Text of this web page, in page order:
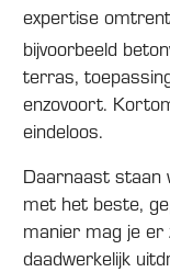
expertise
bijvoorbeeld
terras,
enzovoort.
eindeloos.
Daarnaast staan
met het beste,
manier mag je er
daadwerkelijk